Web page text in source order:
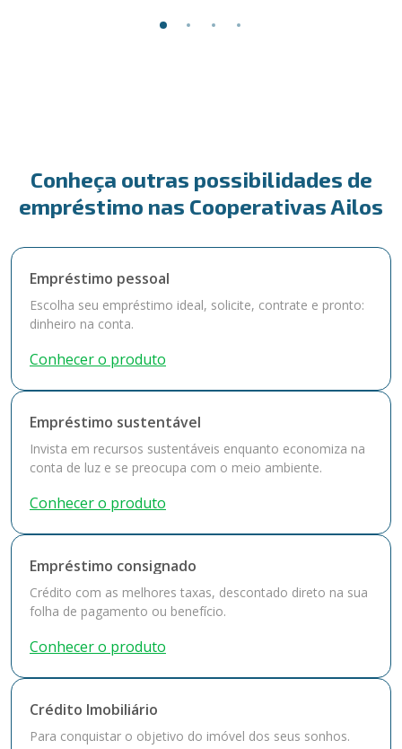
Conheça outras possibilidades de
empréstimo nas Cooperativas Ailos
Empréstimo pessoal
Escolha seu empréstimo ideal, solicite, contrate e pronto:
dinheiro na conta.
Conhecer o produto
Empréstimo sustentável
Invista em recursos sustentáveis enquanto economiza na
conta de luz e se preocupa com o meio ambiente.
Conhecer o produto
Empréstimo consignado
Crédito com as melhores taxas, descontado direto na sua
folha de pagamento ou benefício.
Conhecer o produto
Crédito Imobiliário
Para conquistar o objetivo do imóvel dos seus sonhos.